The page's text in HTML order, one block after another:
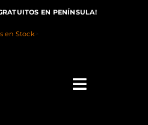
EN PENÍNSULA!
en Stock>
Toggle